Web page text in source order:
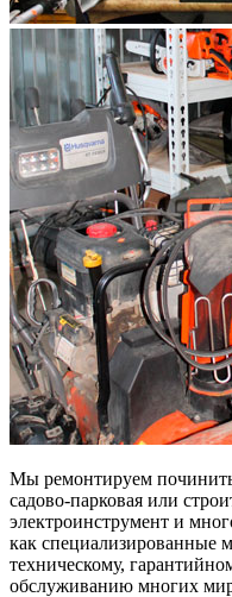
Мы ремонтируем
садово-парковая или
электроинструмент и
как специализированные
техническому,
обслуживанию многих